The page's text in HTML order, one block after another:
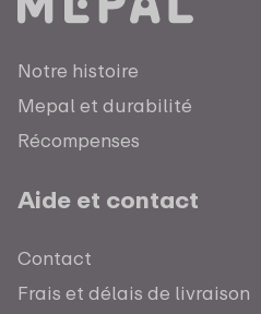
Notre histoire
Mepal et durabilité
Récompenses
Aide et contact
Contact
Frais et délais de livraison